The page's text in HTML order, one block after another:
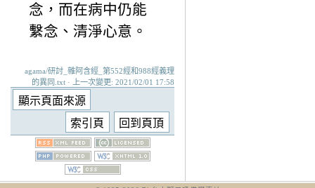
念，而在病中仍能
繫念、清淨心意。
agama/研討_雜阿含經_第552經和988經義理
的異同.txt · 上一次變更: 2021/02/01 17:58